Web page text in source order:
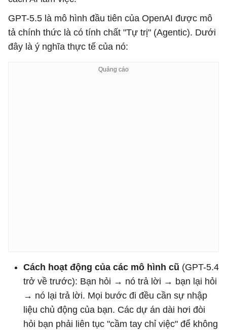
GPT-5.5 là mô hình đầu tiên của OpenAI được mô
tả chính thức là có tính chất "Tự trị" (Agentic). Dưới
đây là ý nghĩa thực tế của nó:
Cách hoạt động của các mô hình cũ (GPT-5.4
trở về trước): Bạn hỏi → nó trả lời → bạn lại hỏi
→ nó lại trả lời. Mọi bước đi đều cần sự nhập
liệu chủ động của bạn. Các dự án dài hơi đòi
hỏi bạn phải liên tục "cầm tay chỉ việc" để không